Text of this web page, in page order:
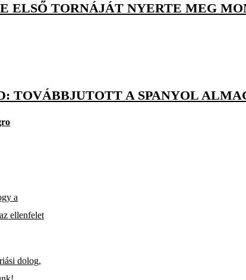
ELSŐ TORNÁJÁT NYERTE MEG
TOVÁBBJUTOTT A SPANYOL
a
ellenfelet
dolog,